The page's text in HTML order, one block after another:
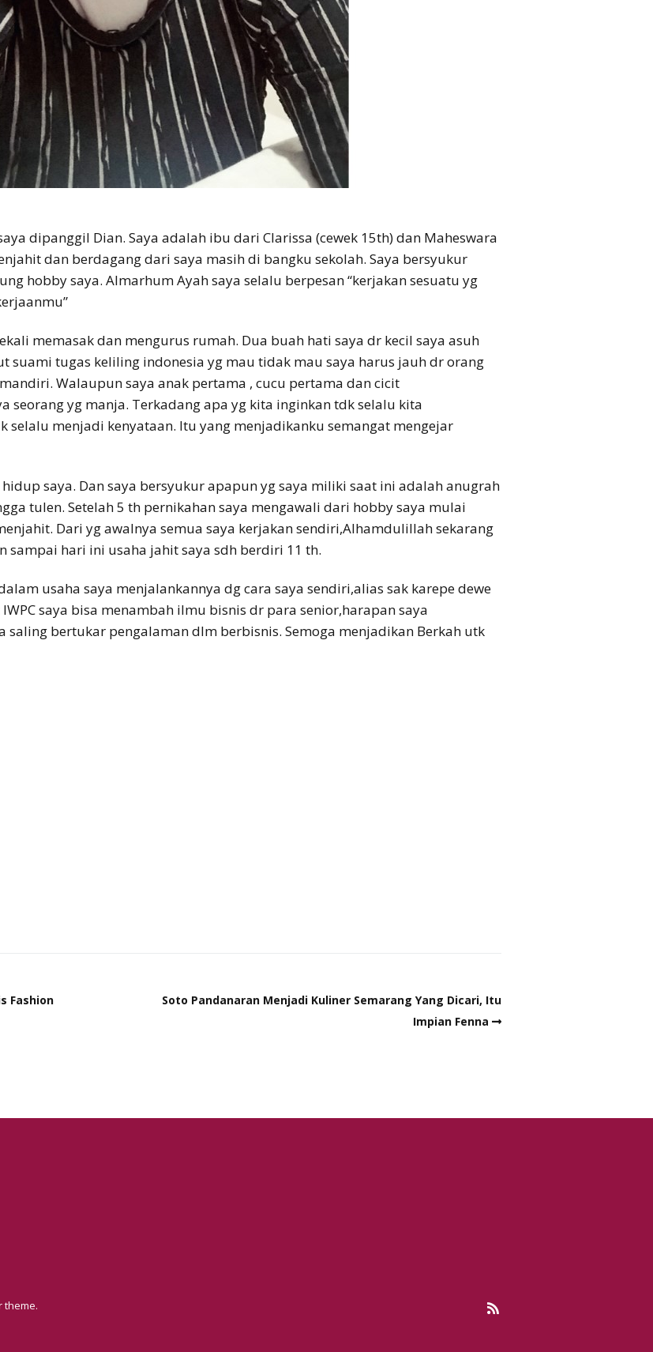
dipanggil Dian. Saya adalah ibu dari Clarissa (cewek 15th) dan Maheswara
dan berdagang dari saya masih di bangku sekolah. Saya bersyukur
hobby saya. Almarhum Ayah saya selalu berpesan “kerjakan sesuatu yg
memasak dan mengurus rumah. Dua buah hati saya dr kecil saya asuh
suami tugas keliling indonesia yg mau tidak mau saya harus jauh dr orang
Walaupun saya anak pertama , cucu pertama dan cicit
seorang yg manja. Terkadang apa yg kita inginkan tdk selalu kita
selalu menjadi kenyataan. Itu yang menjadikanku semangat mengejar
saya. Dan saya bersyukur apapun yg saya miliki saat ini adalah anugrah
tulen. Setelah 5 th pernikahan saya mengawali dari hobby saya mulai
Dari yg awalnya semua saya kerjakan sendiri,Alhamdulillah sekarang
sampai hari ini usaha jahit saya sdh berdiri 11 th.
usaha saya menjalankannya dg cara saya sendiri,alias sak karepe dewe
saya bisa menambah ilmu bisnis dr para senior,harapan saya
saling bertukar pengalaman dlm berbisnis. Semoga menjadikan Berkah utk
Fashion
Soto Pandanaran Menjadi Kuliner Semarang Yang Dicari, Itu
Impian Fenna
theme.